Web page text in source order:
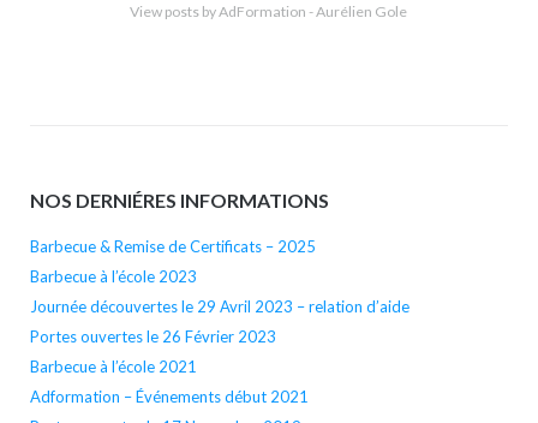
View posts by AdFormation - Aurélien Gole
NOS DERNIÉRES INFORMATIONS
Barbecue & Remise de Certificats – 2025
Barbecue à l’école 2023
Journée découvertes le 29 Avril 2023 – relation d’aide
Portes ouvertes le 26 Février 2023
Barbecue à l’école 2021
Adformation – Événements début 2021